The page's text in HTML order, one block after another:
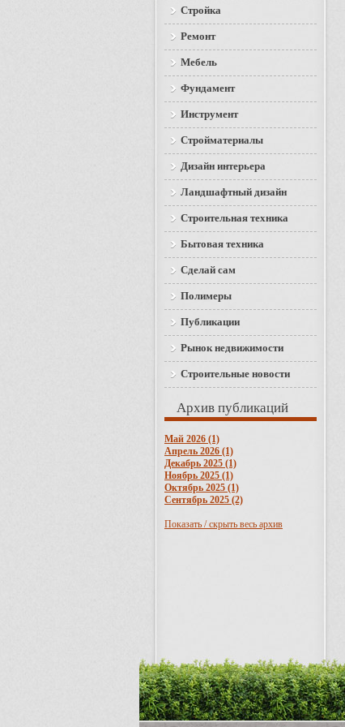
Стройка
Ремонт
Мебель
Фундамент
Инструмент
Стройматериалы
Дизайн интерьера
Ландшафтный дизайн
Строительная техника
Бытовая техника
Сделай сам
Полимеры
Публикации
Рынок недвижимости
Строительные новости
Архив публикаций
Май 2026 (1)
Апрель 2026 (1)
Декабрь 2025 (1)
Ноябрь 2025 (1)
Октябрь 2025 (1)
Сентябрь 2025 (2)
Показать / скрыть весь архив